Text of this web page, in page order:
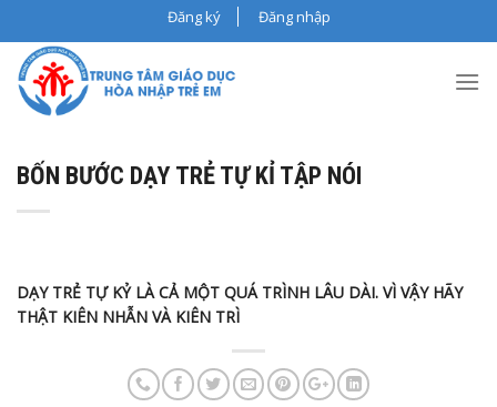
to
content
Đăng ký Đăng nhập
BỐN BƯỚC DẠY TRẺ TỰ KỈ TẬP NÓI
DẠY TRẺ TỰ KỶ LÀ CẢ MỘT QUÁ TRÌNH LÂU DÀI. VÌ VẬY HÃY
THẬT KIÊN NHẪN VÀ KIÊN TRÌ